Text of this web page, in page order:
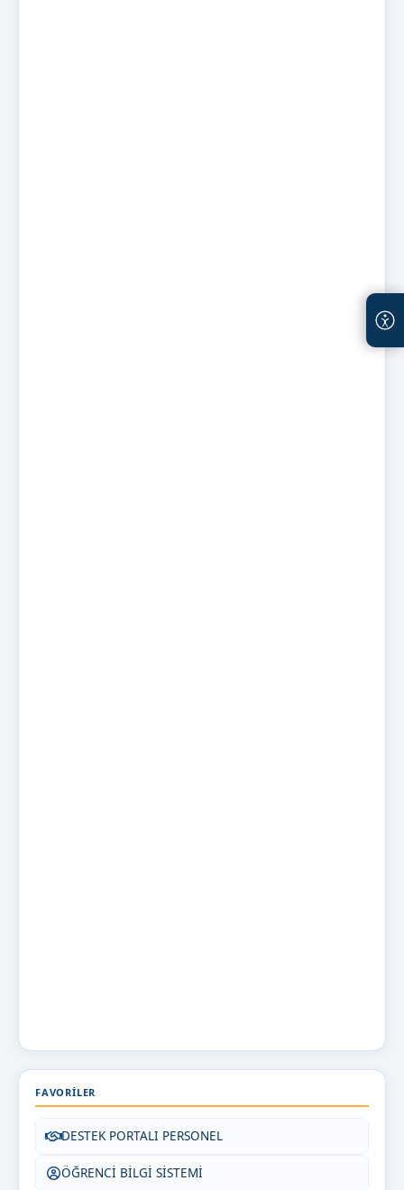
FAVORILER
DESTEK PORTALI PERSONEL
ÖĞRENCİ BİLGİ SİSTEMİ